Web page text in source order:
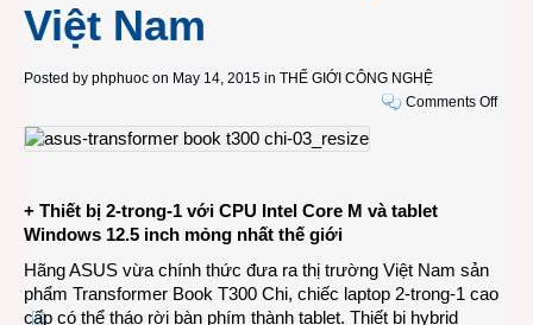
Việt Nam
Posted by phphuoc on May 14, 2015 in THẾ GIỚI CÔNG NGHỆ
Comments Offon
chính
+ Thiết bị 2-trong-1 với CPU Intel Core M và tablet
Windows 12.5 inch mỏng nhất thế giới
Hãng ASUS vừa chính thức đưa ra thị trường Việt Nam sản
phẩm Transformer Book T300 Chi, chiếc laptop 2-trong-1 cao
cấp có thể tháo rời bàn phím thành tablet. Thiết bị hybrid